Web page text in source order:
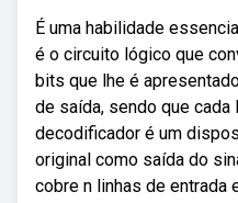
É uma habilidade
é o circuito lógico que
bits que lhe é
de saída, sendo que cada
decodificador é um
original como saída do
cobre n linhas de entrada